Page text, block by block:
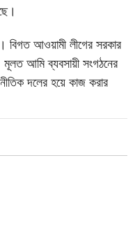
বিগত আওয়ামী লীগের সরকার
আমি ব্যবসায়ী সংগঠনের
দলের হয়ে কাজ করার